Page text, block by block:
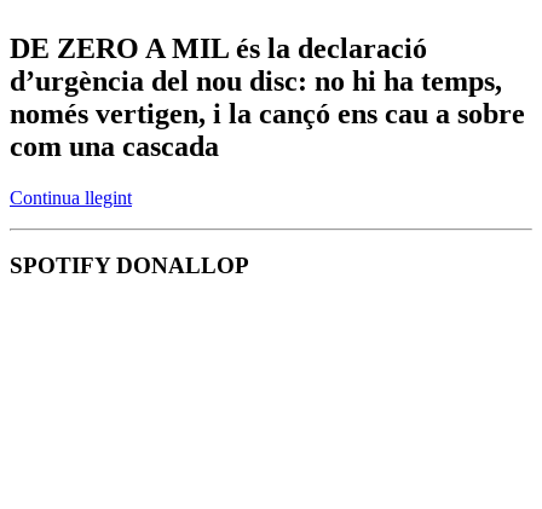
DE ZERO A MIL és la declaració
d’urgència del nou disc: no hi ha temps,
només vertigen, i la cançó ens cau a sobre
com una cascada
Continua llegint
SPOTIFY DONALLOP